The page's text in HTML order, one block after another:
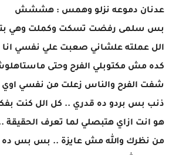
عدنان دموعه نزلو وهمس : هششش
بس سلمى رفضت تسكت وكملت وهي
الل عملته علشاني صعبت علي نفسي
كده مش مكتوبلي الفرح وحتى
شفت الفرح والناس زعلت من نفسي اوي
ذنب بس بردو ده قدري .. كل الل كنت بفكر
هو انت ازاي هتبصلي لما تعرف الحقيقة
من نظرك والله مش عايزة .. بس بس